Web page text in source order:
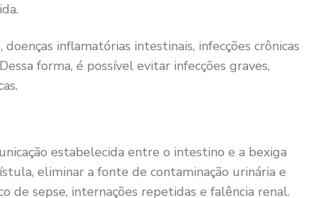
inflamatórias intestinais, infecções crônicas
forma, é possível evitar infecções graves,
estabelecida entre o intestino e a bexiga
eliminar a fonte de contaminação urinária e
de sepse, internações repetidas e falência renal.